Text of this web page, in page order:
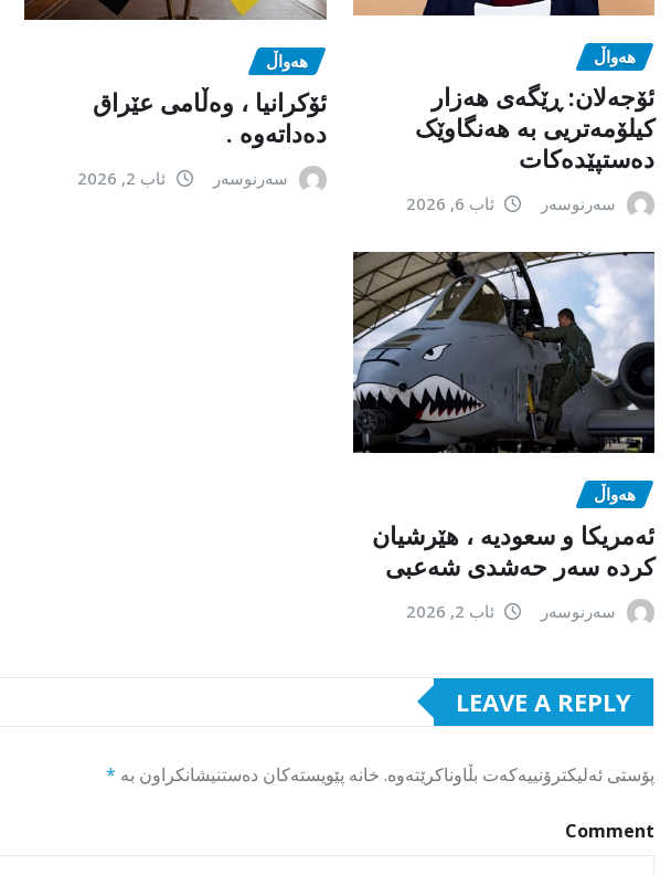
هەواڵ
ئۆجەلان: ڕێگەی هەزار
کیلۆمەتریی بە هەنگاوێک
دەستپێدەکات
سەرنوسەر ئاب 6, 2026
هەواڵ
ئۆکرانیا ، وەڵامی عێراق
دەداتەوە .
سەرنوسەر ئاب 2, 2026
هەواڵ
ئەمریکا و سعودیە ، هێرشیان
کردە سەر حەشدی شەعبی
سەرنوسەر ئاب 2, 2026
LEAVE A REPLY
پۆستی ئەلیکترۆنییەکەت بڵاوناکرێتەوە. خانە پێویستەکان دەستنیشانکراون بە *
Comment